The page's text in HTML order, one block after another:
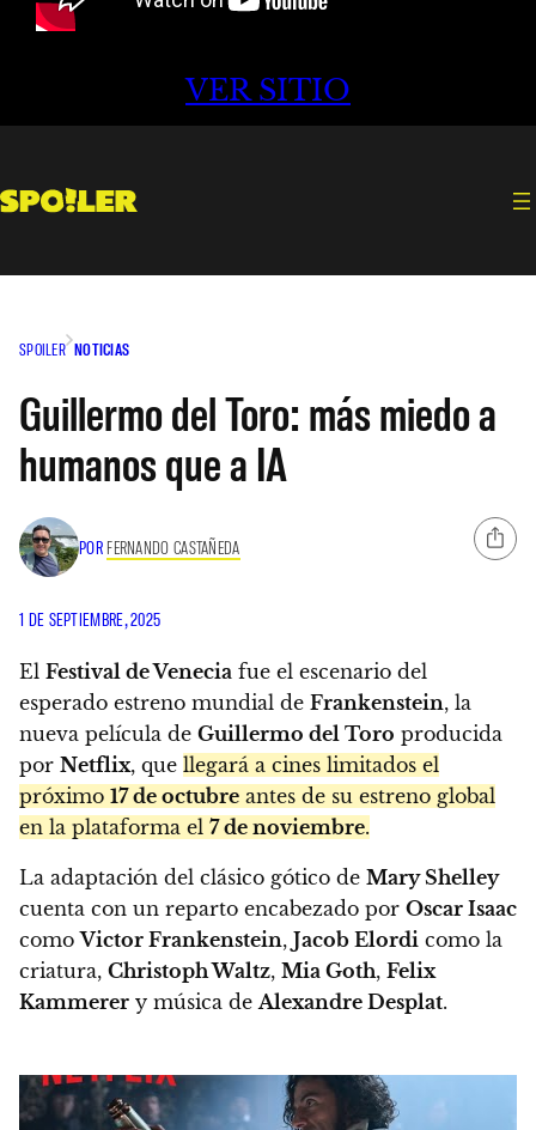
VER SITIO
SPOILER NOTICIAS
Guillermo del Toro: más miedo a
humanos que a IA
POR FERNANDO CASTAÑEDA
1 DE SEPTIEMBRE, 2025
El Festival de Venecia fue el escenario del
esperado estreno mundial de Frankenstein, la
nueva película de Guillermo del Toro producida
por Netflix, que llegará a cines limitados el
próximo 17 de octubre antes de su estreno global
en la plataforma el 7 de noviembre.
La adaptación del clásico gótico de Mary Shelley
cuenta con un reparto encabezado por Oscar Isaac
comoVictor Frankenstein, Jacob Elordi como la
criatura, Christoph Waltz, Mia Goth, Felix
Kammerer y música de Alexandre Desplat.